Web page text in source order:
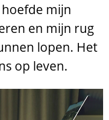
mijn
en mijn rug
lopen. Het
op leven.